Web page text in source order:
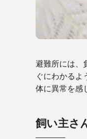
避難所には、
ぐにわかる
体に異常を感
飼い主さ